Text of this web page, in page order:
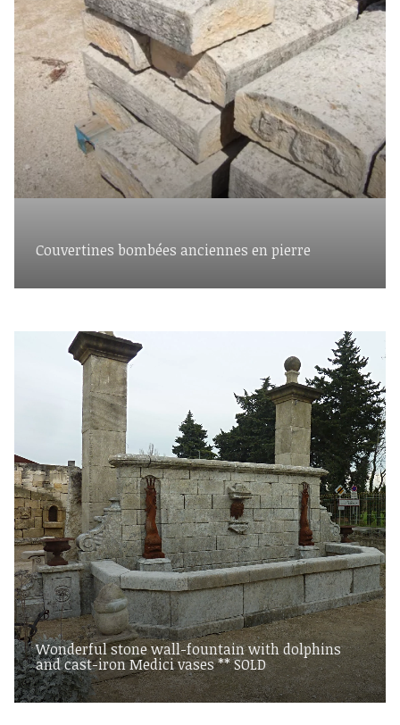
Couvertines bombées anciennes en pierre
Wonderful stone wall-fountain with dolphins
and cast-iron Medici vases ** SOLD